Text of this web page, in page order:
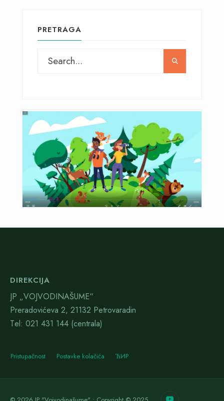
PRETRAGA
DIREKCIJA
JP „VOJVODINAŠUME“
Preradovićeva 2, 21132 Petrovaradin
Тel: 021 431 144 (centrala)
Pristupačnost Postavke kolačića ЋИР